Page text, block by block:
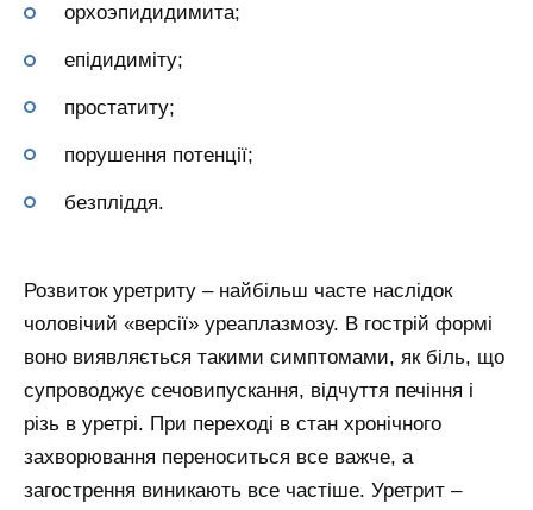
орхоэпидидимита;
епідидиміту;
простатиту;
порушення потенції;
безпліддя.
Розвиток уретриту – найбільш часте наслідок
чоловічий «версії» уреаплазмозу. В гострій формі
воно виявляється такими симптомами, як біль, що
супроводжує сечовипускання, відчуття печіння і
різь в уретрі. При переході в стан хронічного
захворювання переноситься все важче, а
загострення виникають все частіше. Уретрит –